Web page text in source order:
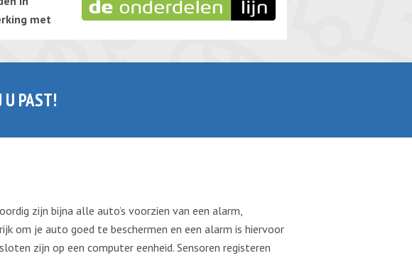
met
U PAST!
zijn bijna alle auto’s voorzien van een alarm,
om je auto goed te beschermen en een alarm is hiervoor
zijn op een computer eenheid. Sensoren registeren